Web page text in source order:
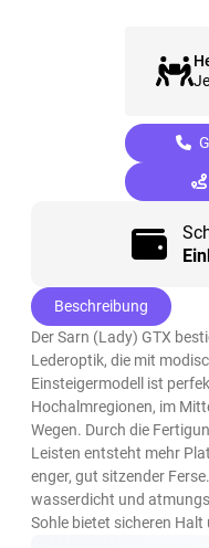
Beschreibung
Der Sarn (Lady) GTX
Lederoptik, die mit
Einsteigermodell ist
Hochalmregionen, im
Wegen. Durch die
Leisten entsteht mehr
enger, gut sitzender
wasserdicht und
Sohle bietet sicheren